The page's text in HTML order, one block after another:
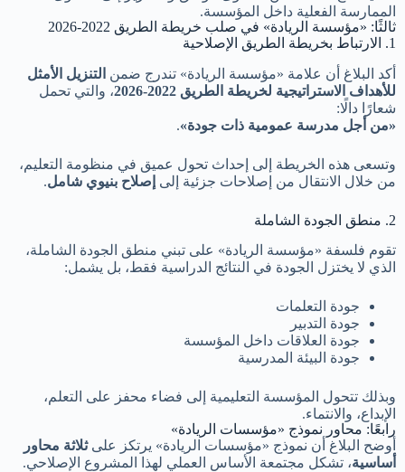
الممارسة الفعلية داخل المؤسسة.
ثالثًا: «مؤسسة الريادة» في صلب خريطة الطريق 2022-2026
1. الارتباط بخريطة الطريق الإصلاحية
أكد البلاغ أن علامة «مؤسسة الريادة» تندرج ضمن التنزيل الأمثل
للأهداف الاستراتيجية لخريطة الطريق 2022-2026
، والتي تحمل
شعارًا دالًا:
«من أجل مدرسة عمومية ذات جودة».
وتسعى هذه الخريطة إلى إحداث تحول عميق في منظومة التعليم،
من خلال الانتقال من إصلاحات جزئية إلى إصلاح بنيوي شامل.
2. منطق الجودة الشاملة
تقوم فلسفة «مؤسسة الريادة» على تبني منطق الجودة الشاملة،
الذي لا يختزل الجودة في النتائج الدراسية فقط، بل يشمل:
جودة التعلمات
جودة التدبير
جودة العلاقات داخل المؤسسة
جودة البيئة المدرسية
وبذلك تتحول المؤسسة التعليمية إلى فضاء محفز على التعلم،
الإبداع، والانتماء.
رابعًا: محاور نموذج «مؤسسات الريادة»
أوضح البلاغ أن نموذج «مؤسسات الريادة» يرتكز علىثلاثة محاور
أساسية، تشكل مجتمعة الأساس العملي لهذا المشروع الإصلاحي.